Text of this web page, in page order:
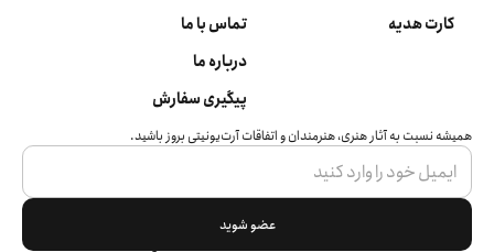
کارت هدیه
تماس با ما
درباره ما
پیگیری سفارش
همیشه نسبت به آثار هنری، هنرمندان و اتفاقات آرت‌یونیتی بروز باشید.
عضو شوید